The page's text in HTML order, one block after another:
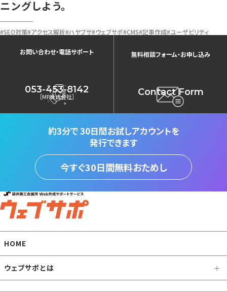
ニングしよう。
#SEO対策#アクセス解析#ハヤブサ#ウェブサポ#CMS#記事作成#ユーザビリティ
お問い合わせ・電話サポート
053-453-8142
［MP株式会社］
無料相談フォーム・お申し込み
Contact Form
約3分で30日間お試しアカウントを
発行できます
今すぐ30日間無料おためし
HOME
ウェブサポとは